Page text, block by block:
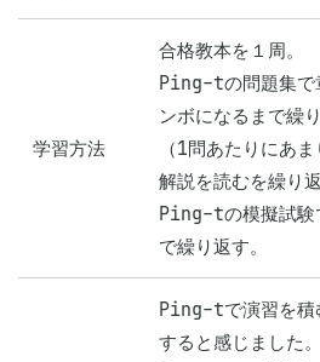
学習方法
合格教本を１周。
Ping-tの問題集で
ンボになるまで繰り
（1問あたりにあ
解説を読むを繰り返
Ping-tの模擬試験
で繰り返す。
Ping-tで演習を積
すると感じました。